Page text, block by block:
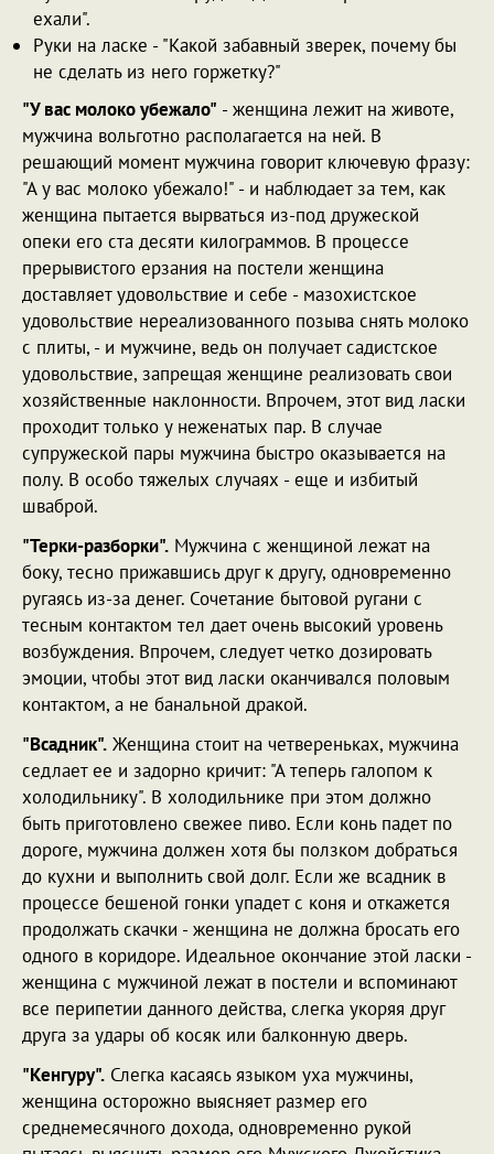
ехали".
Руки на ласке - "Какой забавный зверек, почему бы
не сделать из него горжетку?"
"У вас молоко убежало" - женщина лежит на животе,
мужчина вольготно располагается на ней. В
решающий момент мужчина говорит ключевую фразу:
"А у вас молоко убежало!" - и наблюдает за тем, как
женщина пытается вырваться из-под дружеской
опеки его ста десяти килограммов. В процессе
прерывистого ерзания на постели женщина
доставляет удовольствие и себе - мазохистское
удовольствие нереализованного позыва снять молоко
с плиты, - и мужчине, ведь он получает садистское
удовольствие, запрещая женщине реализовать свои
хозяйственные наклонности. Впрочем, этот вид ласки
проходит только у неженатых пар. В случае
супружеской пары мужчина быстро оказывается на
полу. В особо тяжелых случаях - еще и избитый
шваброй.
"Терки-разборки". Мужчина с женщиной лежат на
боку, тесно прижавшись друг к другу, одновременно
ругаясь из-за денег. Сочетание бытовой ругани с
тесным контактом тел дает очень высокий уровень
возбуждения. Впрочем, следует четко дозировать
эмоции, чтобы этот вид ласки оканчивался половым
контактом, а не банальной дракой.
"Всадник". Женщина стоит на четвереньках, мужчина
седлает ее и задорно кричит: "А теперь галопом к
холодильнику". В холодильнике при этом должно
быть приготовлено свежее пиво. Если конь падет по
дороге, мужчина должен хотя бы ползком добраться
до кухни и выполнить свой долг. Если же всадник в
процессе бешеной гонки упадет с коня и откажется
продолжать скачки - женщина не должна бросать его
одного в коридоре. Идеальное окончание этой ласки -
женщина с мужчиной лежат в постели и вспоминают
все перипетии данного действа, слегка укоряя друг
друга за удары об косяк или балконную дверь.
"Кенгуру". Слегка касаясь языком уха мужчины,
женщина осторожно выясняет размер его
среднемесячного дохода, одновременно рукой